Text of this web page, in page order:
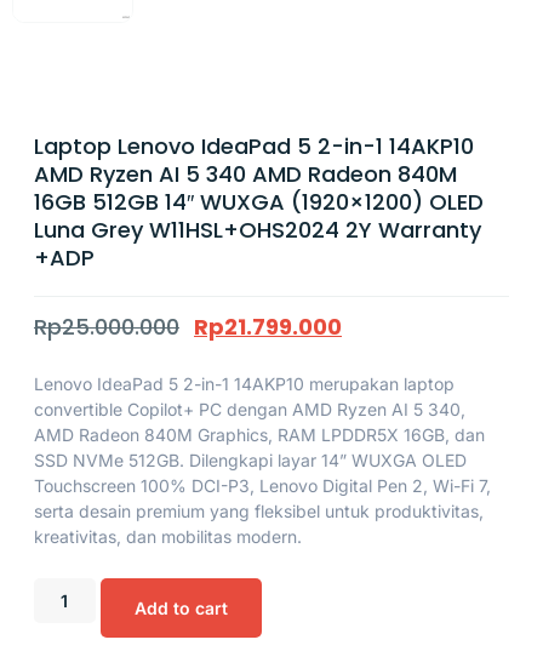
Laptop Lenovo IdeaPad 5 2-in-1 14AKP10
AMD Ryzen AI 5 340 AMD Radeon 840M
16GB 512GB 14″ WUXGA (1920×1200) OLED
Luna Grey W11HSL+OHS2024 2Y Warranty
+ADP
Rp25.000.000 Rp21.799.000
Lenovo IdeaPad 5 2-in-1 14AKP10 merupakan laptop
convertible Copilot+ PC dengan AMD Ryzen AI 5 340,
AMD Radeon 840M Graphics, RAM LPDDR5X 16GB, dan
SSD NVMe 512GB. Dilengkapi layar 14” WUXGA OLED
Touchscreen 100% DCI-P3, Lenovo Digital Pen 2, Wi-Fi 7,
serta desain premium yang fleksibel untuk produktivitas,
kreativitas, dan mobilitas modern.
Add to cart